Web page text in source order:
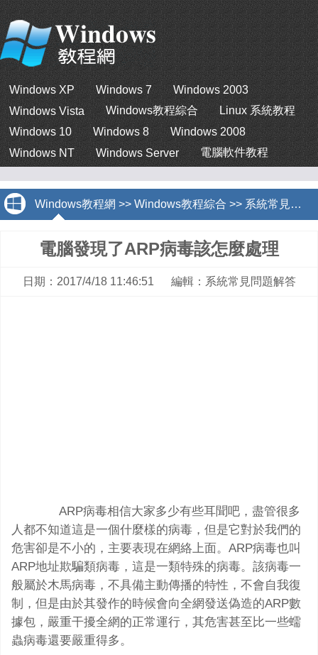
Windows XP Windows 7
Windows 2003
Windows Vista
Windows教程綜合
Linux 系統教程
Windows 10
Windows 8
Windows 2008
Windows NT
Windows Server 電腦軟件教程
Windows教程網 >> Windows教程綜合 >> 系統常見問題解答
電腦發現了ARP病毒該怎麼處理
日期：2017/4/18 11:46:51 編輯：系統常見問題解答
ARP病毒相信大家多少有些耳聞吧，盡管很多
人都不知道這是一個什麼樣的病毒，但是它對於我們的
危害卻是不小的，主要表現在網絡上面。ARP病毒也叫
ARP地址欺騙類病毒，這是一類特殊的病毒。該病毒一
般屬於木馬病毒，不具備主動傳播的特性，不會自我復
制，但是由於其發作的時候會向全網發送偽造的ARP數
據包，嚴重干擾全網的正常運行，其危害甚至比一些蠕
蟲病毒還要嚴重得多。